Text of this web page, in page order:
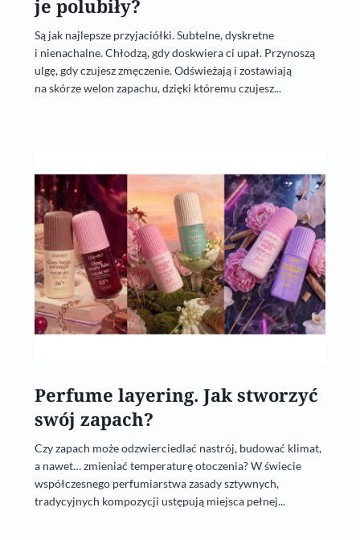
je polubiły?
Są jak najlepsze przyjaciółki. Subtelne, dyskretne
i nienachalne. Chłodzą, gdy doskwiera ci upał. Przynoszą
ulgę, gdy czujesz zmęczenie. Odświeżają i zostawiają
na skórze welon zapachu, dzięki któremu czujesz...
Perfume layering. Jak stworzyć
swój zapach?
Czy zapach może odzwierciedlać nastrój, budować klimat,
a nawet… zmieniać temperaturę otoczenia? W świecie
współczesnego perfumiarstwa zasady sztywnych,
tradycyjnych kompozycji ustępują miejsca pełnej...